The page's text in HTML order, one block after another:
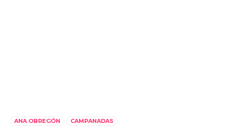
ANA OBREGÓN CAMPANADAS